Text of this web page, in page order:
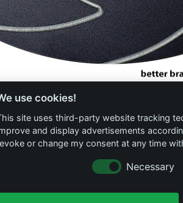
use cookies!
site uses third-party website tracking
and display advertisements
or change my consent at any time
Necessary